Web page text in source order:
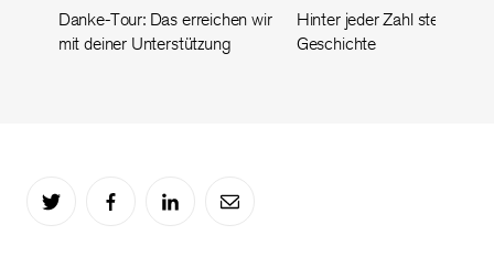
Danke-Tour: Das erreichen wir
mit deiner Unterstützung
Hinter jeder Zahl steckt eine
Geschichte